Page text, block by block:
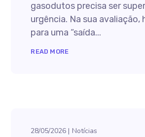
gasodutos precisa ser
urgência. Na sua avaliação,
para uma “saída...
READ MORE
28/05/2026 Notícias